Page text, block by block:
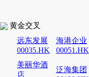
黄金交叉
远东发展
00035.HK
海港企业
00051.HK
美丽华酒
店
泛海集团